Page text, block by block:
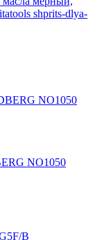
shprits-dlya-
NO1050